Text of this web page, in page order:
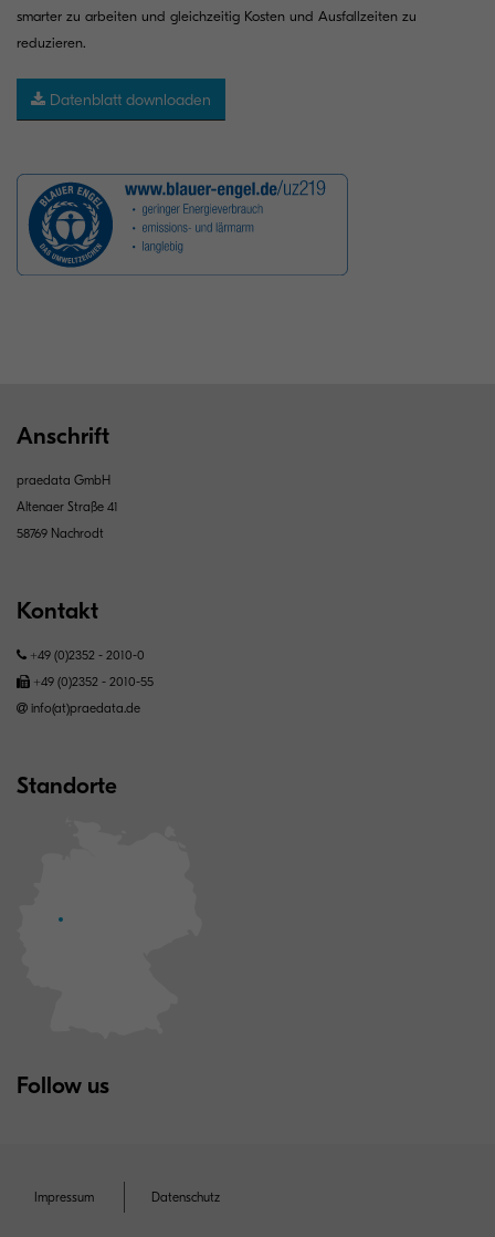
smarter zu arbeiten und gleichzeitig Kosten und Ausfallzeiten zu
reduzieren.
Datenblatt downloaden
Anschrift
praedata GmbH
Altenaer Straße 41
58769 Nachrodt
Kontakt
+49 (0)2352 - 2010-0
+49 (0)2352 - 2010-55
info(at)praedata.de
Standorte
Follow us
Impressum Datenschutz